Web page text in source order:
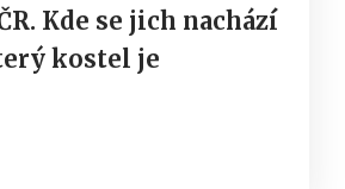
Kde se jich nachází
kostel je